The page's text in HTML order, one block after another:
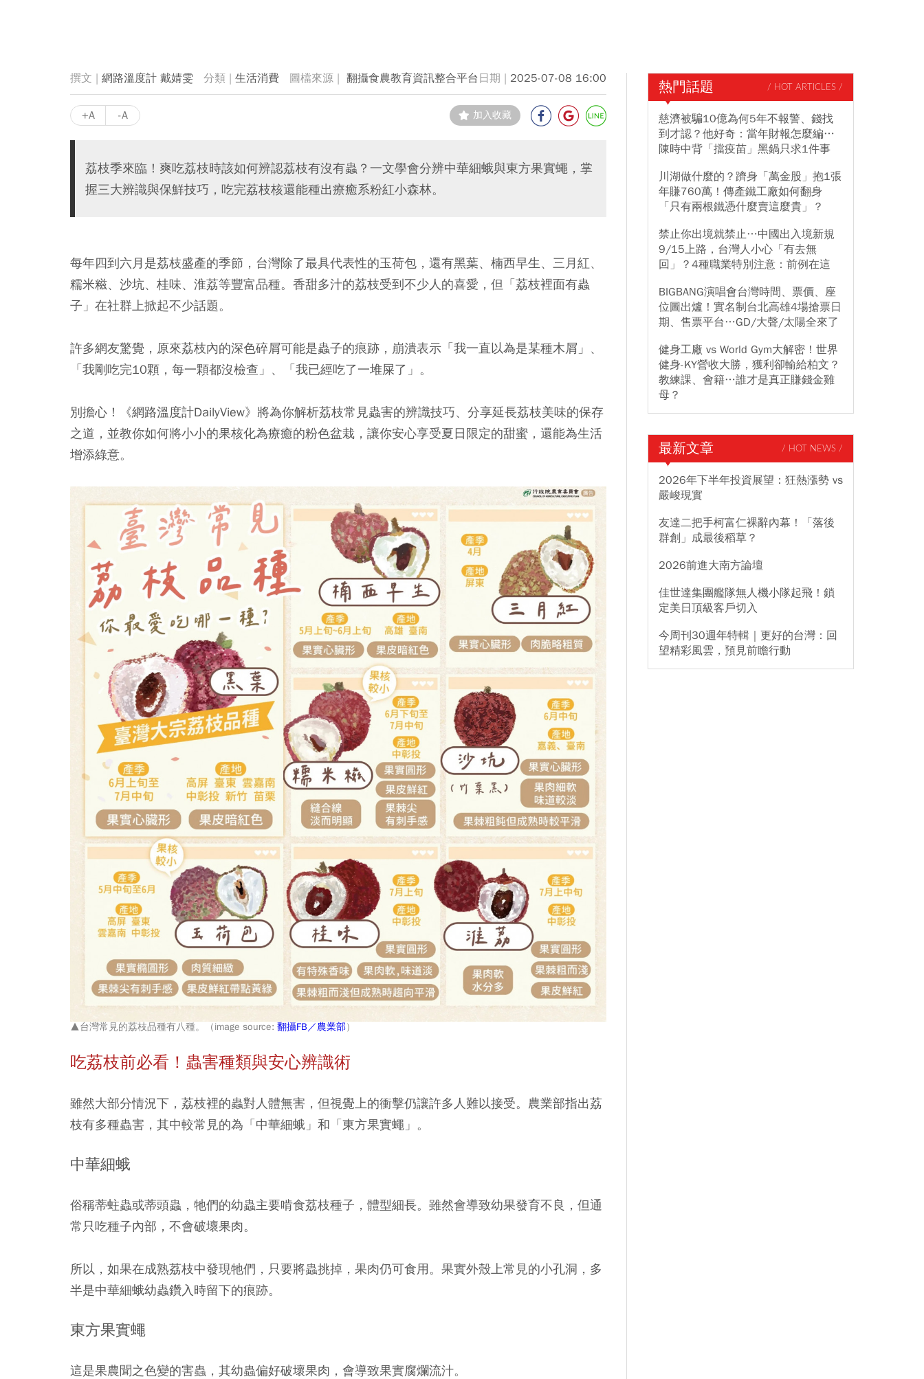
網路溫度計 戴婧雯 生活消費 翻攝食農教育資訊整合平台 2025-07-08 16:00
+A -A 加入收藏
荔枝季來臨！爽吃荔枝時該如何辨認荔枝有沒有蟲？一文學會分辨中華細蛾與東方果實蠅，掌
握三大辨識與保鮮技巧，吃完荔枝核還能種出療癒系粉紅小森林。
每年四到六月是荔枝盛產的季節，台灣除了最具代表性的玉荷包，還有黑葉、楠西早生、三月紅、
糯米糍、沙坑、桂味、淮荔等豐富品種。香甜多汁的荔枝受到不少人的喜愛，但「荔枝裡面有蟲
子」在社群上掀起不少話題。
許多網友驚覺， 原來荔枝內的深色碎屑可能是蟲子的痕跡，崩潰表示「我一直以為是某種木屑」、
「我剛吃完10顆，每一顆都沒檢查」、「我已經吃了一堆屎了」。
別擔心！《網路溫度計DailyView》將為你解析荔枝常見蟲害的辨識技巧、分享延長荔枝美味的保存
之道，並教你如何將小小的果核化為療癒的粉色盆栽，讓你安心享受夏日限定的甜蜜，還能為生活
增添綠意。
▲台灣常見的荔枝品種有八種。（image source: 翻攝FB／農業部）
吃荔枝前必看！蟲害種類與安心辨識術
雖然大部分情況下，荔枝裡的蟲對人體無害，但視覺上的衝擊仍讓許多人難以接受。農業部指出荔
枝有多種蟲害，其中較常見的為「中華細蛾」和「東方果實蠅」。
中華細蛾
俗稱蒂蛀蟲或蒂頭蟲，牠們的幼蟲主要啃食荔枝種子，體型細長。雖然會導致幼果發育不良，但通
常只吃種子內部，不會破壞果肉。
所以，如果在成熟荔枝中發現牠們，只要將蟲挑掉，果肉仍可食用。果實外殼上常見的小孔洞，多
半是中華細蛾幼蟲鑽入時留下的痕跡。
東方果實蠅
這是果農聞之色變的害蟲，其幼蟲偏好破壞果肉，會導致果實腐爛流汁。
熱門話題 / HOT ARTICLES /
慈濟被騙10億為何5年不報警、錢找
到才認？他好奇：當年財報怎麼編…
陳時中背「擋疫苗」黑鍋只求1件事
川湖做什麼的？躋身「萬金股」抱1張
年賺760萬！傳產鐵工廠如何翻身
「只有兩根鐵憑什麼賣這麼貴」？
禁止你出境就禁止…中國出入境新規
9/15上路，台灣人小心「有去無
回」？4種職業特別注意：前例在這
BIGBANG演唱會台灣時間、票價、座
位圖出爐！實名制台北高雄4場搶票日
期、售票平台…GD/大聲/太陽全來了
健身工廠 vs World Gym大解密！世界
健身-KY營收大勝，獲利卻輸給柏文？
教練課、會籍…誰才是真正賺錢金雞
母？
最新文章 / HOT NEWS /
2026年下半年投資展望：狂熱漲勢 vs
嚴峻現實
友達二把手柯富仁裸辭內幕！「落後
群創」成最後稻草？
2026前進大南方論壇
佳世達集團艦隊無人機小隊起飛！鎖
定美日頂級客戶切入
今周刊30週年特輯｜更好的台灣：回
望精彩風雲，預見前瞻行動